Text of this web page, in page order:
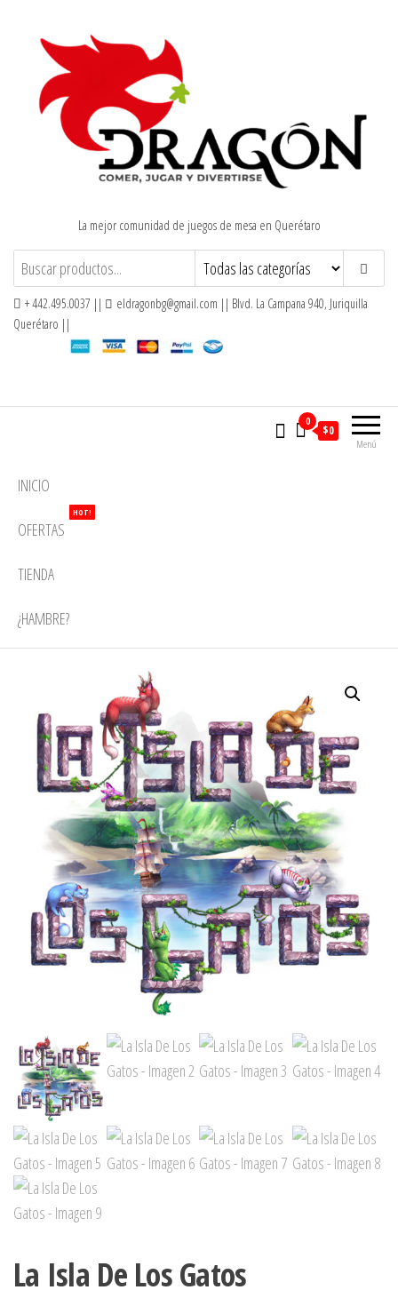
contenido
La mejor comunidad de juegos de mesa en Querétaro
+ 442.495.0037 ||
eldragonbg@gmail.com || Blvd. La Campana 940, Juriquilla
Querétaro ||
Menú
0
$0
INICIO
OFERTAS
HOT!
TIENDA
¿HAMBRE?
La Isla De Los Gatos